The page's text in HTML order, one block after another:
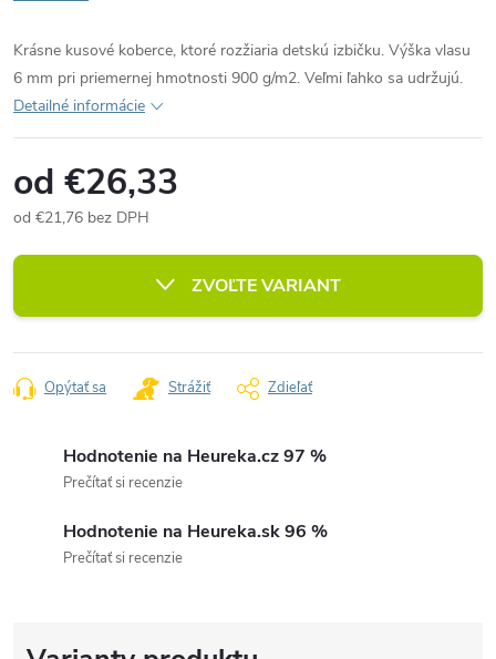
Krásne kusové koberce, ktoré rozžiaria detskú izbičku. Výška vlasu
6 mm pri priemernej hmotnosti 900 g/m2. Veľmi ľahko sa udržujú.
Detailné informácie
od €26,33
od €21,76 bez DPH
cena:
ZVOĽTE VARIANT
Opýtať sa Strážiť Zdieľať
Hodnotenie na Heureka.cz 97 %
Prečítať si recenzie
Hodnotenie na Heureka.sk 96 %
Prečítať si recenzie